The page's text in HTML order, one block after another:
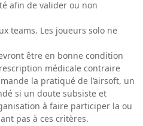
afin de valider ou non
teams. Les joueurs solo ne
être en bonne condition
médicale contraire
la pratiqué de l’airsoft, un
si un doute subsiste et
à faire participer la ou
pas à ces critères.